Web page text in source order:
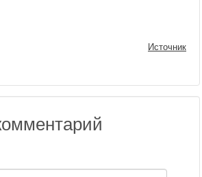
Источник